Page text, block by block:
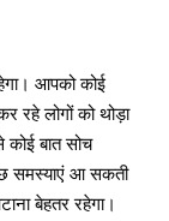
आपको कोई
रहे लोगों को थोड़ा
बात सोच
समस्याएं आ सकती
बेहतर रहेगा।